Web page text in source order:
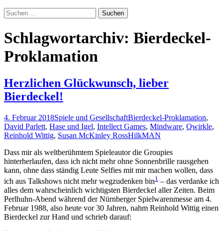
Suchen
nach:
Schlagwortarchiv: Bierdeckel-
Proklamation
Herzlichen Glückwunsch, lieber
Bierdeckel!
4. Februar 2018Spiele und GesellschaftBierdeckel-Proklamation,
David Parlett, Hase und Igel, Intellect Games, Mindware, Qwirkle,
Reinhold Wittig, Susan McKinley RossHilkMAN
Dass mir als weltberühmtem Spieleautor die Groupies
hinterherlaufen, dass ich nicht mehr ohne Sonnenbrille rausgehen
kann, ohne dass ständig Leute Selfies mit mir machen wollen, dass
ich aus Talkshows nicht mehr wegzudenken bin1 – das verdanke ich
alles dem wahrscheinlich wichtigsten Bierdeckel aller Zeiten. Beim
Perlhuhn-Abend während der Nürnberger Spielwarenmesse am 4.
Februar 1988, also heute vor 30 Jahren, nahm Reinhold Wittig einen
Bierdeckel zur Hand und schrieb darauf: